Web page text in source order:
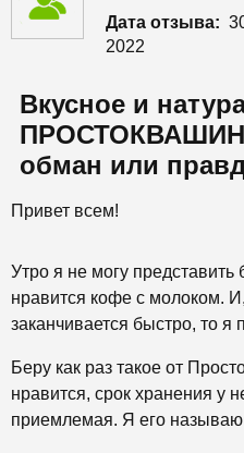
Дата отзыва:
2022
Вкусное и
обман или
Привет всем!
Утро я не могу
нравится кофе с молоком.
заканчивается быстро, то я
Беру как раз такое от
нравится, срок хранения у
приемлемая. Я его